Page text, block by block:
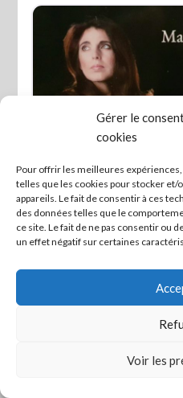
Gérer le
cookies
Pour offrir les meilleures
telles que les cookies pour stocker et/
appareils. Le fait de consentir à ces
des données telles que le
ce site. Le fait de ne pas consentir ou
un effet négatif sur certaines
Voir les
Concert privé
Mettre en lien ceux qui